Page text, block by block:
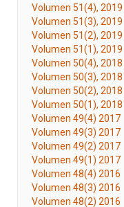
Volumen 51(4), 2019
Volumen 51(3), 2019
Volumen 51(2), 2019
Volumen 51(1), 2019
Volumen 50(4), 2018
Volumen 50(3), 2018
Volumen 50(2), 2018
Volumen 50(1), 2018
Volumen 49(4) 2017
Volumen 49(3) 2017
Volumen 49(2) 2017
Volumen 49(1) 2017
Volumen 48(4) 2016
Volumen 48(3) 2016
Volumen 48(2) 2016